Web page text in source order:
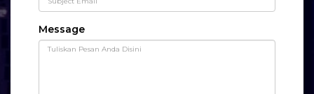
Message